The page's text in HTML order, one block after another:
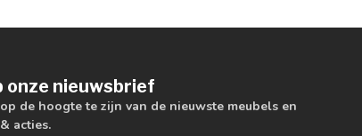
onze nieuwsbrief
de hoogte te zijn van de nieuwste meubels en
acties.